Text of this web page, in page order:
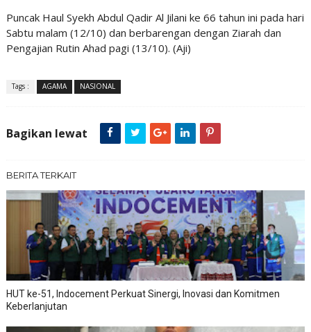
Puncak Haul Syekh Abdul Qadir Al Jilani ke 66 tahun ini pada hari
Sabtu malam (12/10) dan berbarengan dengan Ziarah dan
Pengajian Rutin Ahad pagi (13/10). (Aji)
Tags : AGAMA NASIONAL
Bagikan lewat
BERITA TERKAIT
HUT ke-51, Indocement Perkuat Sinergi, Inovasi dan Komitmen
Keberlanjutan